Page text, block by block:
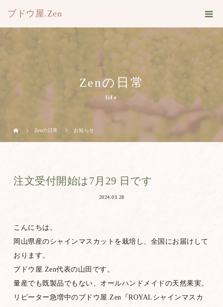
ブドウ屋.Zen
Zenの日常
life
Zenの日常 お知らせ
注文受付開始は7月29 日です
2024.03.28
こんにちは。
岡山県産のシャインマスカットを栽培し、全国にお届けして
おります。
ブドウ屋.Zen代表の山田です。
量産でも既製品でもない、オールハンドメイドの天然果実。
リピーター急増中のブドウ屋.Zen『ROYALシャインマスカ